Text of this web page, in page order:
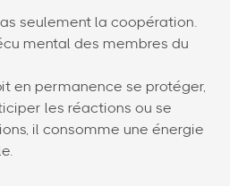
seulement la coopération.
mental des membres du
en permanence se protéger,
les réactions ou se
il consomme une énergie